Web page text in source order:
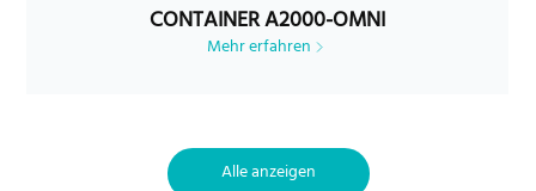
CONTAINER A2000-OMNI
Mehr erfahren
Alle anzeigen